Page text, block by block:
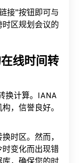
接”按钮即可与
区规划会议的
线时间转
换计算。IANA
，信誉良好。
时区。然而，
变化而出现错